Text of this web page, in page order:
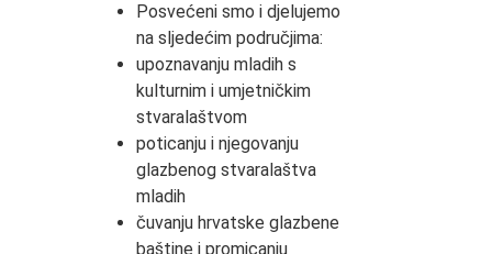
Posvećeni smo i djelujemo
na sljedećim područjima:
upoznavanju mladih s
kulturnim i umjetničkim
stvaralaštvom
poticanju i njegovanju
glazbenog stvaralaštva
mladih
čuvanju hrvatske glazbene
baštine i promicanju